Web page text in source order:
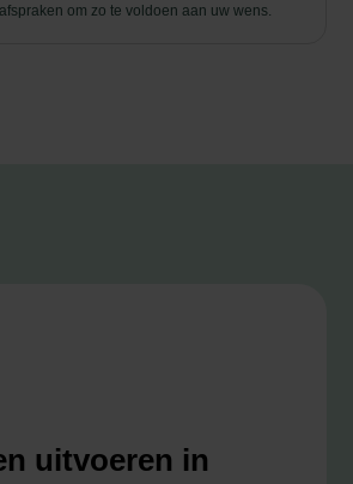
om zo te voldoen aan uw wens.
uitvoeren in